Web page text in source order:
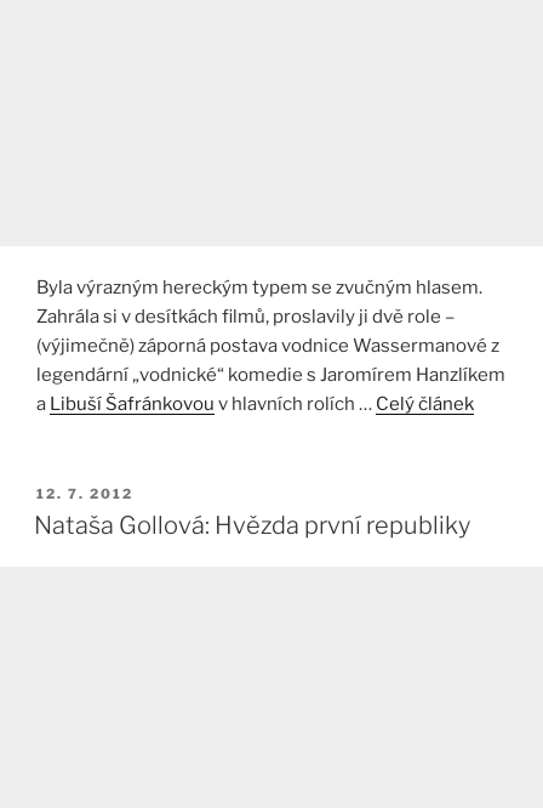
Byla výrazným hereckým typem se zvučným hlasem.
Zahrála si v desítkách filmů, proslavily ji dvě role –
(výjimečně) záporná postava vodnice Wassermanové z
legendární „vodnické“ komedie s Jaromírem Hanzlíkem
a Libuší Šafránkovou v hlavních rolích … Celý článek
PUBLIKOVÁNO
12. 7. 2012
Nataša Gollová: Hvězda první republiky